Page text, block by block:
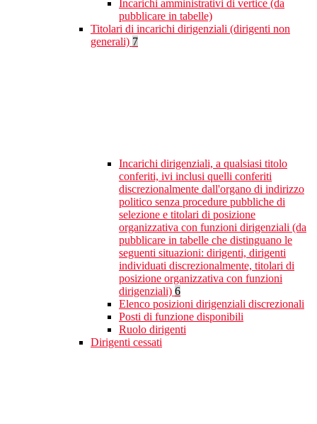
Incarichi amministrativi di vertice (da
pubblicare in tabelle)
Titolari di incarichi dirigenziali (dirigenti non
generali) 7
Incarichi dirigenziali, a qualsiasi titolo
conferiti, ivi inclusi quelli conferiti
discrezionalmente dall'organo di indirizzo
politico senza procedure pubbliche di
selezione e titolari di posizione
organizzativa con funzioni dirigenziali (da
pubblicare in tabelle che distinguano le
seguenti situazioni: dirigenti, dirigenti
individuati discrezionalmente, titolari di
posizione organizzativa con funzioni
dirigenziali) 6
Elenco posizioni dirigenziali discrezionali
Posti di funzione disponibili
Ruolo dirigenti
Dirigenti cessati